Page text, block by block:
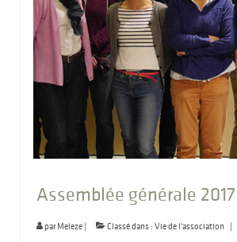
Assemblée générale 2017
parMeleze | Classé dans : Vie de l'association |